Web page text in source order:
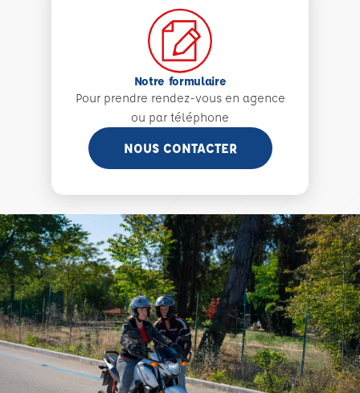
Notre formulaire
Pour prendre rendez-vous en agence
ou par téléphone
NOUS CONTACTER